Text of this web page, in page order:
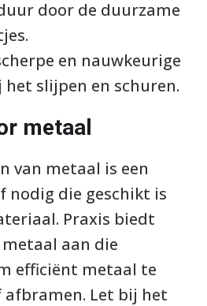
door de duurzame
en nauwkeurige
slijpen en schuren.
metaal
van metaal is een
nodig die geschikt is
Praxis biedt
aan die
efficiënt metaal te
Let bij het